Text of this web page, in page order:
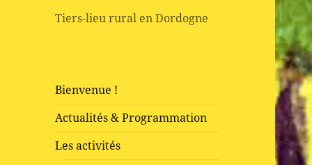
Tiers-lieu rural en Dordogne
Bienvenue !
Actualités & Programmation
Les activités